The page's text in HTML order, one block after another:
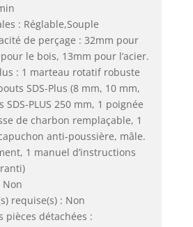
: Réglable,Souple
de perçage : 32mm pour
le bois, 13mm pour l’acier.
: 1 marteau rotatif robuste
SDS-Plus (8 mm, 10 mm,
PLUS 250 mm, 1 poignée
de charbon remplaçable, 1
anti-poussière, mâle.
1 manuel d’instructions
Non
requise(s) : Non
pièces détachées :